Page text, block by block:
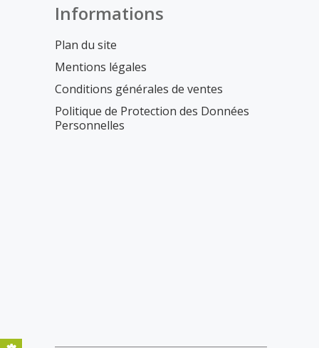
Informations
Plan du site
Mentions légales
Conditions générales de ventes
Politique de Protection des Données
Personnelles